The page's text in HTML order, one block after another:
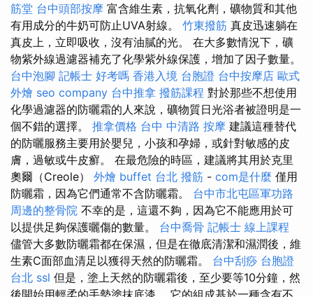
筋堂 台中頭部按摩 富含維生素，抗氧化劑，礦物質和其他
有用成分的牛奶可防止UVA射線。 竹東撥筋 真皮迅速躺在
真皮上，立即吸收，沒有油膩的光。 在大多數情況下，礦
物紫外線過濾器補充了化學紫外線保護，增加了因子數量。
台中泡腳 記帳士 好考嗎 香港入境 台胞證 台中按摩店 歐式
外燴 seo company 台中推拿 撥筋課程 對於那些不想使用
化學過濾器的防曬霜的人來說，礦物質日光浴者被證明是一
個不錯的選擇。 推拿價格 台中 中清路 按摩 建議這種替代
的防曬服務主要用於嬰兒，小孩和孕婦，或針對敏感的皮
膚，過敏或牛皮癬。 在最危險的時區，建議將其用於克里
奧爾（Creole） 外燴 buffet 台北 撥筋 - com是什麼 僅用
防曬霜，因為它們通常不含防曬霜。 台中市北屯區軍功路
周邊的整骨院 不幸的是，這還不夠，因為它不能應用於可
以提供足夠保護曬傷的數量。 台中喬骨 記帳士 線上課程
儘管大多數防曬霜都在保濕，但是在徹底清潔和濕潤後，維
生素C面部血清足以獲得天然的防曬霜。 台中刮痧 台胞證
台北 ssl 但是，塗上天然的防曬霜後，至少要等10分鐘，然
後開始用輕柔的手勢塗抹底漆。 它的組成基於一種含有不